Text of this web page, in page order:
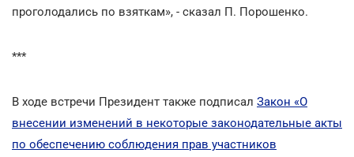
проголодались по взяткам», - сказал П. Порошенко.
***
В ходе встречи Президент также подписал Закон «О
внесении изменений в некоторые законодательные акты
по обеспечению соблюдения прав участников